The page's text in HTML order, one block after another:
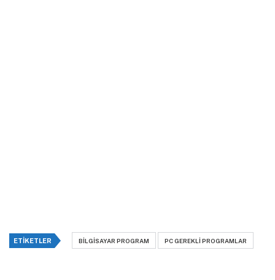
ETIKETLER BILGISAYAR PROGRAM PC GEREKLI PROGRAMLAR